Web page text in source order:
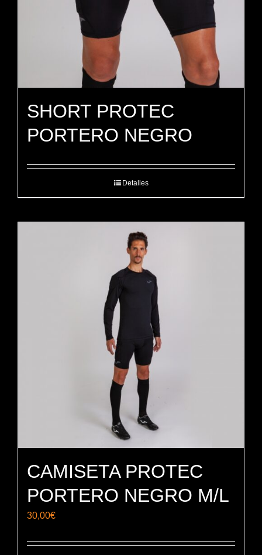
SHORT PROTEC
PORTERO NEGRO
Detalles
CAMISETA PROTEC
PORTERO NEGRO M/L
30,00€